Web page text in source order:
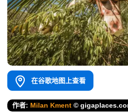
在谷歌地图上查看
作者: Milan Kment ©